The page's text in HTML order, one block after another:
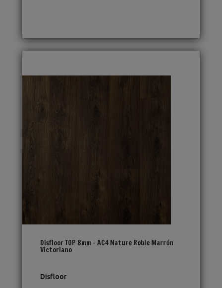
Disfloor TOP 8mm – AC4 Nature Roble Marrón
Victoriano
Disfloor